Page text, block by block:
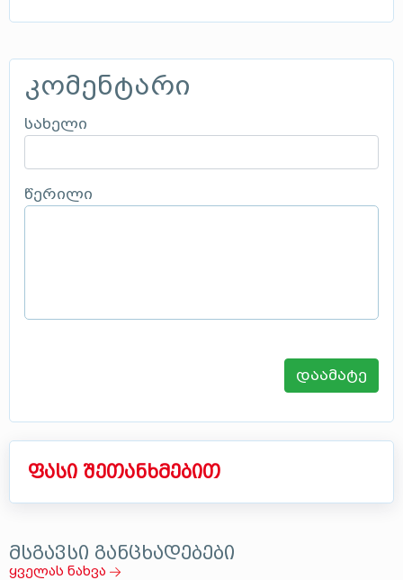
კომენტარი
სახელი
წერილი
დაამატე
ფასი შეთანხმებით
მსგავსი განცხადებები
ყველას ნახვა